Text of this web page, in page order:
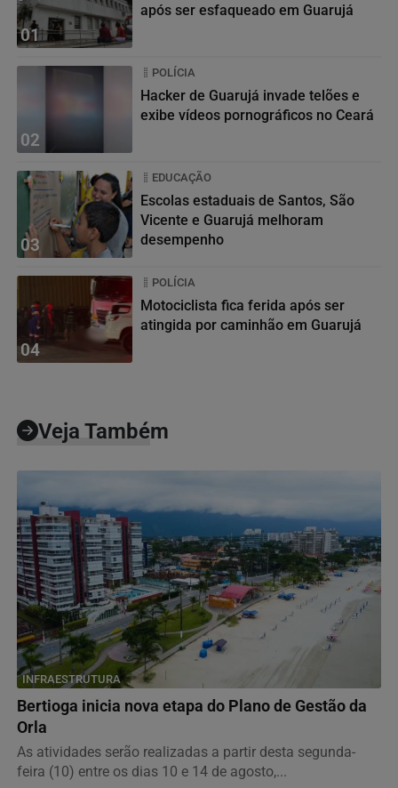
01
após ser esfaqueado em Guarujá
02
POLÍCIA
Hacker de Guarujá invade telões e
exibe vídeos pornográficos no Ceará
03
EDUCAÇÃO
Escolas estaduais de Santos, São
Vicente e Guarujá melhoram
desempenho
04
POLÍCIA
Motociclista fica ferida após ser
atingida por caminhão em Guarujá
Veja Também
INFRAESTRUTURA
Bertioga inicia nova etapa do Plano de Gestão da
Orla
As atividades serão realizadas a partir desta segunda-
feira (10) entre os dias 10 e 14 de agosto,...